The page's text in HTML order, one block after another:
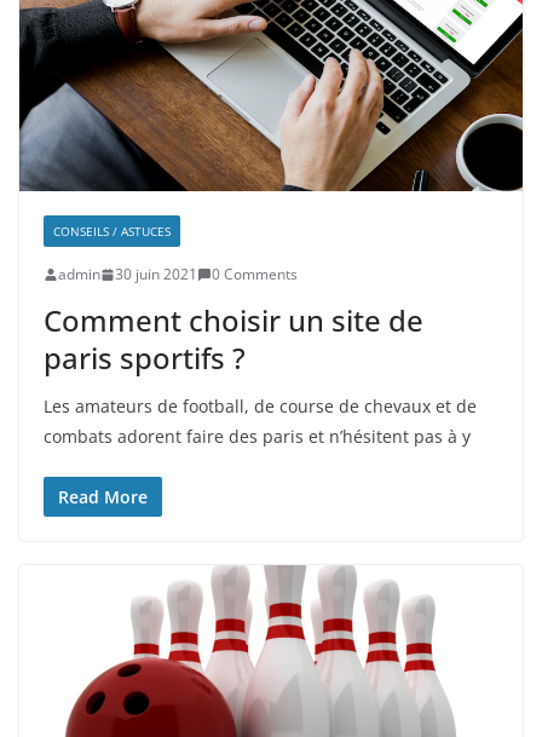
CONSEILS / ASTUCES
admin 30 juin 2021 0 Comments
Comment choisir un site de
paris sportifs ?
Les amateurs de football, de course de chevaux et de
combats adorent faire des paris et n’hésitent pas à y
Read More